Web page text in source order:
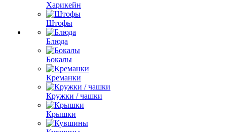
Харикейн
Штофы
Блюда
Бокалы
Креманки
Кружки / чашки
Крышки